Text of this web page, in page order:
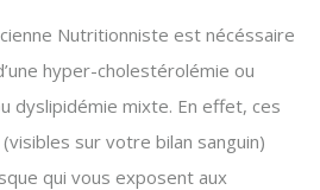
Nutritionniste est nécéssaire
hyper-cholestérolémie ou
dyslipidémie mixte. En effet, ces
sur votre bilan sanguin)
qui vous exposent aux